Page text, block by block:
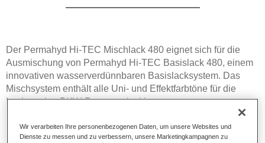
Der Permahyd Hi-TEC Mischlack 480 eignet sich für die
Ausmischung von Permahyd Hi-TEC Basislack 480, einem
innovativen wasserverdünnbaren Basislacksystem. Das
Mischsystem enthält alle Uni- und Effektfarbtöne für die
hochwertige PKW-Reparaturlackierung.
Produktmerkmale
Wir verarbeiten Ihre personenbezogenen Daten, um unsere Websites und
Dienste zu messen und zu verbessern, unsere Marketingkampagnen zu